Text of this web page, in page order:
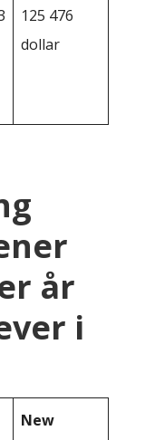
125 476
dollar
år
i
New